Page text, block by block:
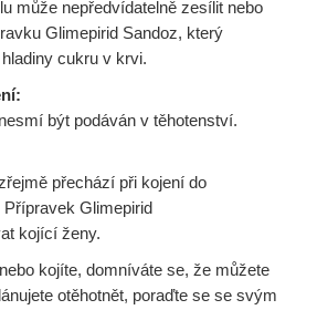
může nepředvídatelně zesílit nebo
Glimepirid Sandoz, který
cukru v krvi.
být podáván v těhotenství.
přechází při kojení do
Glimepirid
kojící ženy.
kojíte, domníváte se, že můžete
otěhotnět, poraďte se se svým